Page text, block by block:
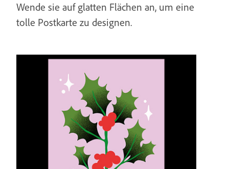
Wende sie auf glatten Flächen an, um eine
tolle Postkarte zu designen.